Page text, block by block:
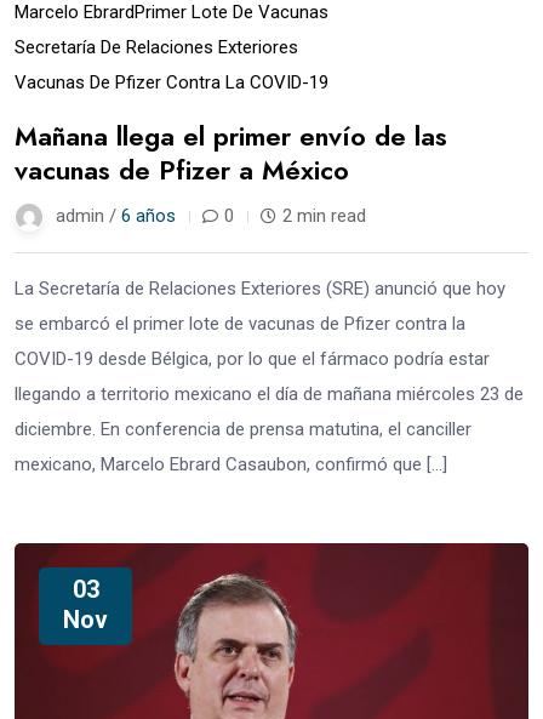
Marcelo Ebrard Primer Lote De Vacunas
Secretaría De Relaciones Exteriores
Vacunas De Pfizer Contra La COVID-19
Mañana llega el primer envío de las
vacunas de Pfizer a México
admin / 6 años 0 2 min read
La Secretaría de Relaciones Exteriores (SRE) anunció que hoy
se embarcó el primer lote de vacunas de Pfizer contra la
COVID-19 desde Bélgica, por lo que el fármaco podría estar
llegando a territorio mexicano el día de mañana miércoles 23 de
diciembre. En conferencia de prensa matutina, el canciller
mexicano, Marcelo Ebrard Casaubon, confirmó que […]
03
Nov